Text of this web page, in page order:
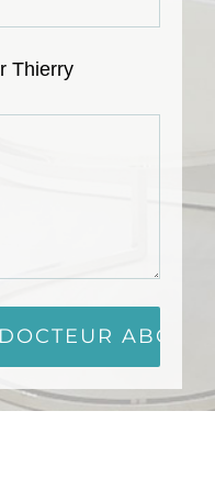
Thierry